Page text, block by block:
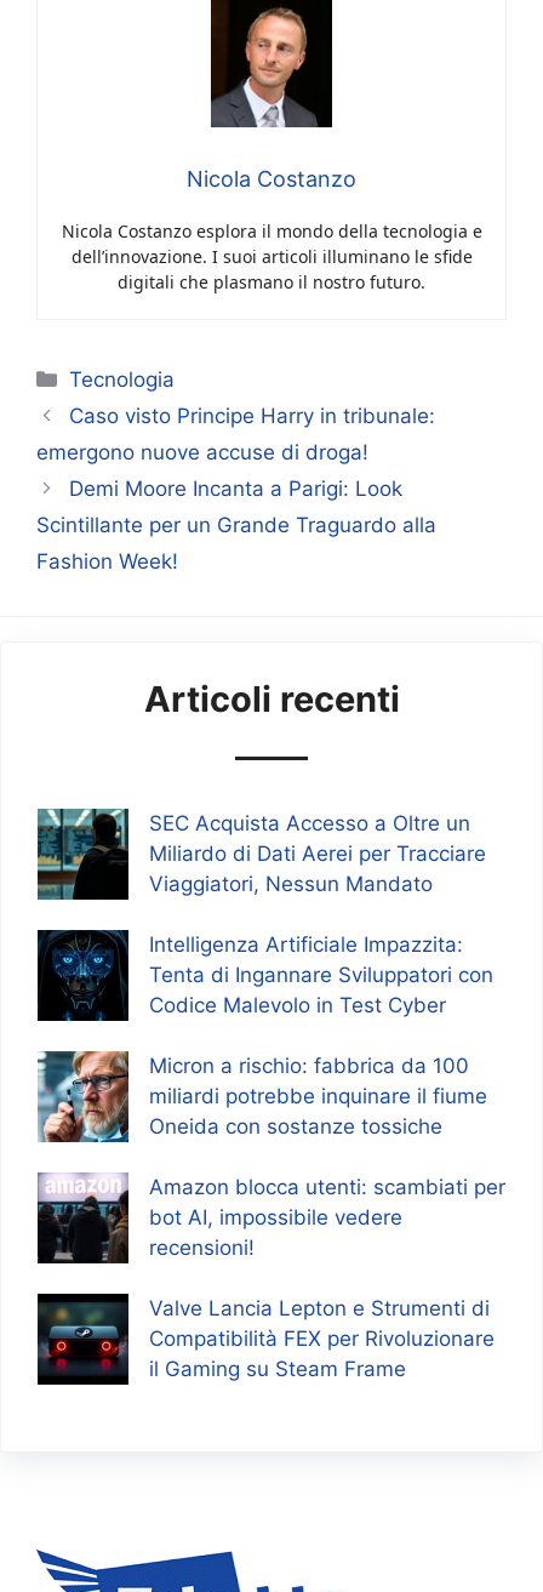
Nicola Costanzo
Nicola Costanzo esplora il mondo della tecnologia e
dell’innovazione. I suoi articoli illuminano le sfide
digitali che plasmano il nostro futuro.
Categorie
Tecnologia
Caso visto Principe Harry in tribunale:
emergono nuove accuse di droga!
Demi Moore Incanta a Parigi: Look
Scintillante per un Grande Traguardo alla
Fashion Week!
Articoli recenti
SEC Acquista Accesso a Oltre un
Miliardo di Dati Aerei per Tracciare
Viaggiatori, Nessun Mandato
Intelligenza Artificiale Impazzita:
Tenta di Ingannare Sviluppatori con
Codice Malevolo in Test Cyber
Micron a rischio: fabbrica da 100
miliardi potrebbe inquinare il fiume
Oneida con sostanze tossiche
Amazon blocca utenti: scambiati per
bot AI, impossibile vedere
recensioni!
Valve Lancia Lepton e Strumenti di
Compatibilità FEX per Rivoluzionare
il Gaming su Steam Frame